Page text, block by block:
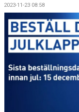
MEDLEMSAVGIFTER
PROVA PÅ HANDBOLL
KLASSHANDBOLL
2023-11-23 08:58